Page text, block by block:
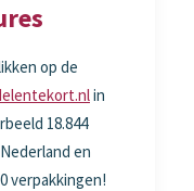
op de
in
18.844
en
verpakkingen!